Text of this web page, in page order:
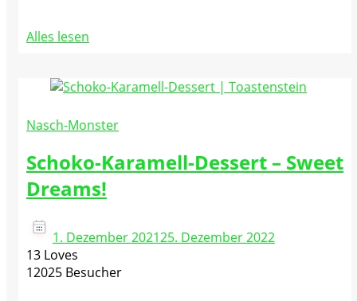
Alles lesen
Nasch-Monster
Schoko-Karamell-Dessert – Sweet
Dreams!
1. Dezember 202125. Dezember 2022
13 Loves
12025 Besucher